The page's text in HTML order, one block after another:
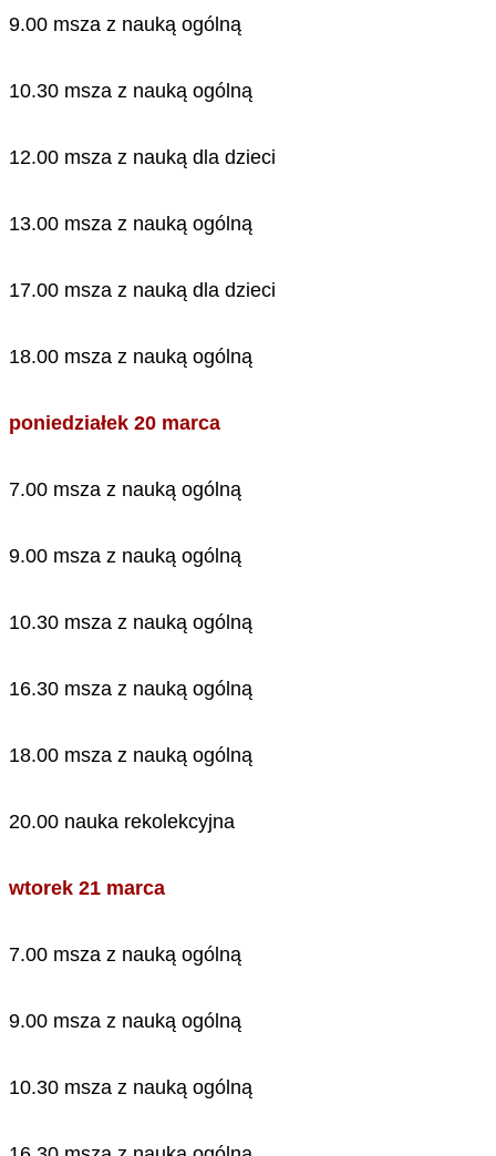
9.00 msza z nauką ogólną
10.30 msza z nauką ogólną
12.00 msza z nauką dla dzieci
13.00 msza z nauką ogólną
17.00 msza z nauką dla dzieci
18.00 msza z nauką ogólną
poniedziałek 20 marca
7.00 msza z nauką ogólną
9.00 msza z nauką ogólną
10.30 msza z nauką ogólną
16.30 msza z nauką ogólną
18.00 msza z nauką ogólną
20.00 nauka rekolekcyjna
wtorek 21 marca
7.00 msza z nauką ogólną
9.00 msza z nauką ogólną
10.30 msza z nauką ogólną